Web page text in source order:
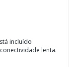
incluído
lenta.